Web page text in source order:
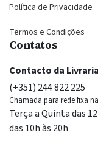
Política de Privacidade
Termos e Condições
Contatos
Contacto da Livraria
(+351) 244 822 225
Chamada para rede fixa
Terça a Quinta das
das 10h às 20h